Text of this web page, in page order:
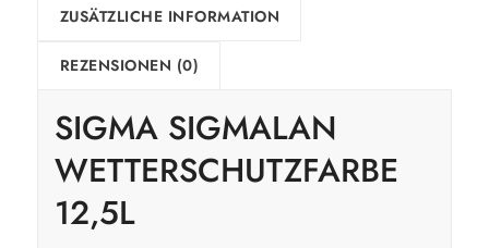
ZUSÄTZLICHE INFORMATION
REZENSIONEN (0)
SIGMA SIGMALAN
WETTERSCHUTZFARBE
12,5L